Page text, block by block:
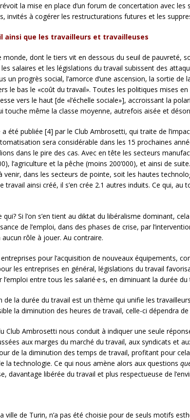
la mise en place d’un forum de concertation avec les
invités à cogérer les restructurations futures et les
ainsi que les travailleurs et travailleuses
monde, dont le tiers vit en dessous du seuil de
salaires et les législations du travail subissent des
un progrès social, l’amorce d’une ascension, la sortie
le bas le «coût du travail». Toutes les politiques mises
vers le haut [de «l’échelle sociale»], accroissant la
touche même la classe moyenne, autrefois aisée et
été publiée [4] par le Club Ambrosetti, qui traite de
sera considérable dans les 15 prochaines
dans le pire des cas. Avec en tête les secteurs
l’agriculture et la pêche (moins 200’000), et ainsi de
venir, dans les secteurs de pointe, soit les hautes
ainsi créé, il s’en crée 2.1 autres induits. Ce qui, au
Si l’on s’en tient au diktat du libéralisme dominant,
de l’emploi, dans des phases de crise, par
aucun rôle à jouer. Au contraire.
pour l’acquisition de nouveaux équipements,
les entreprises en général, législations du travail
entre tous les salarié·e·s, en diminuant la durée
de la durée du travail est un thème qui unifie les
la diminution des heures de travail, celle-ci dépendra
Club Ambrosetti nous conduit à indiquer une seule
aux marges du marché du travail, aux syndicats et
de la diminution des temps de travail, profitant pour
la technologie. Ce qui nous amène alors aux questions
davantage libérée du travail et plus respectueuse de
ville de Turin, n’a pas été choisie pour de seuls motifs